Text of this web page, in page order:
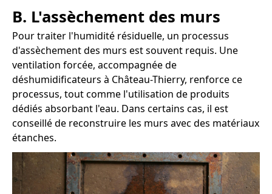
B. L'assèchement des murs
Pour traiter l'humidité résiduelle, un processus
d'assèchement des murs est souvent requis. Une
ventilation forcée, accompagnée de
déshumidificateurs à Château-Thierry, renforce ce
processus, tout comme l'utilisation de produits
dédiés absorbant l'eau. Dans certains cas, il est
conseillé de reconstruire les murs avec des matériaux
étanches.